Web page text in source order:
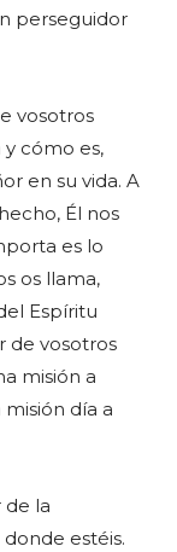
perseguidor
vosotros
cómo es,
en su vida. A
Él nos
es lo
os llama,
Espíritu
de vosotros
misión a
día a
de la
estéis.